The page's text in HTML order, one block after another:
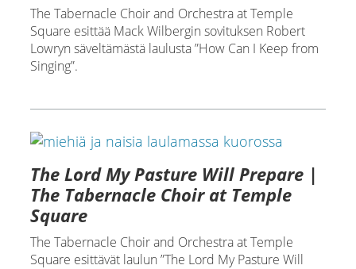
The Tabernacle Choir and Orchestra at Temple
Square esittää Mack Wilbergin sovituksen Robert
Lowryn säveltämästä laulusta ”How Can I Keep from
Singing”.
The Lord My Pasture Will Prepare |
The Tabernacle Choir at Temple
Square
The Tabernacle Choir and Orchestra at Temple
Square esittävät laulun ”The Lord My Pasture Will